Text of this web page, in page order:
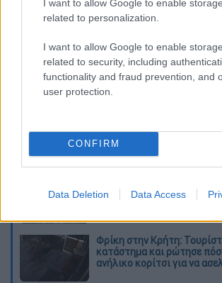
I want to allow Google to enable storage
related to personalization.
I want to allow Google to enable storage
related to security, including
functionality and fraud prevention, and
user protection.
CONFIRM
Data Deletion Data Access
Διαβάστε ακόμη
γνωστό τύπο μεταδοτικού
κόσμο
τέσσερις βόμβες» - Οι
Φρίκη στην Κρήτη:
κατάστημα και ρώτησε
ανήλικο κορίτσι για να